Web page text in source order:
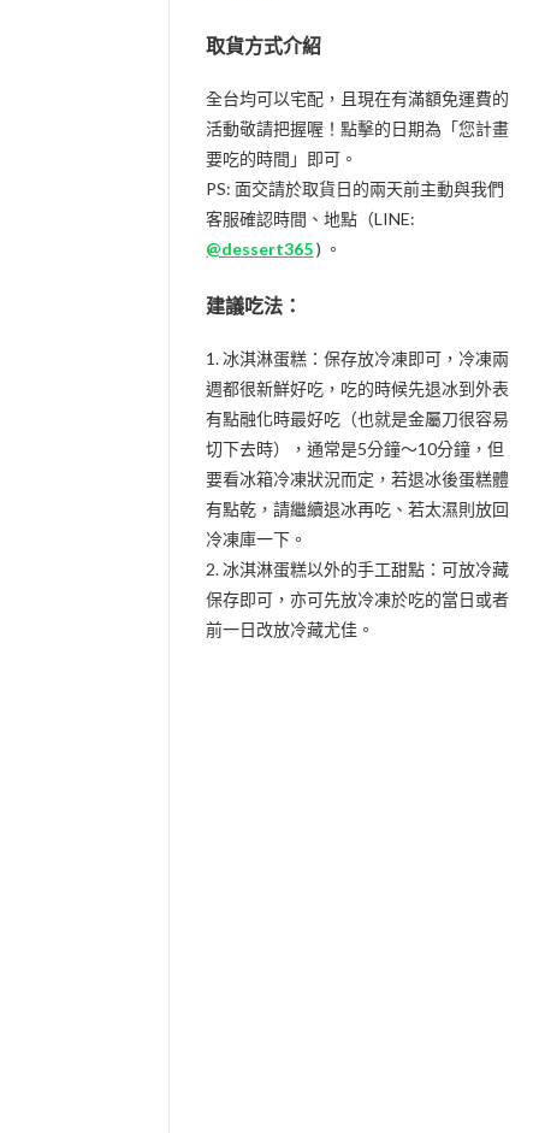
取貨方式介紹
全台均可以宅配，且現在有滿額免運費的
活動敬請把握喔！點擊的日期為「您計畫
要吃的時間」即可。
PS: 面交請於取貨日的兩天前主動與我們
客服確認時間、地點（LINE:
@dessert365) 。
建議吃法：
1. 冰淇淋蛋糕：保存放冷凍即可，冷凍兩
週都很新鮮好吃，吃的時候先退冰到外表
有點融化時最好吃（也就是金屬刀很容易
切下去時），通常是5分鐘～10分鐘，但
要看冰箱冷凍狀況而定，若退冰後蛋糕體
有點乾，請繼續退冰再吃、若太濕則放回
冷凍庫一下。
2. 冰淇淋蛋糕以外的手工甜點：可放冷藏
保存即可，亦可先放冷凍於吃的當日或者
前一日改放冷藏尤佳。